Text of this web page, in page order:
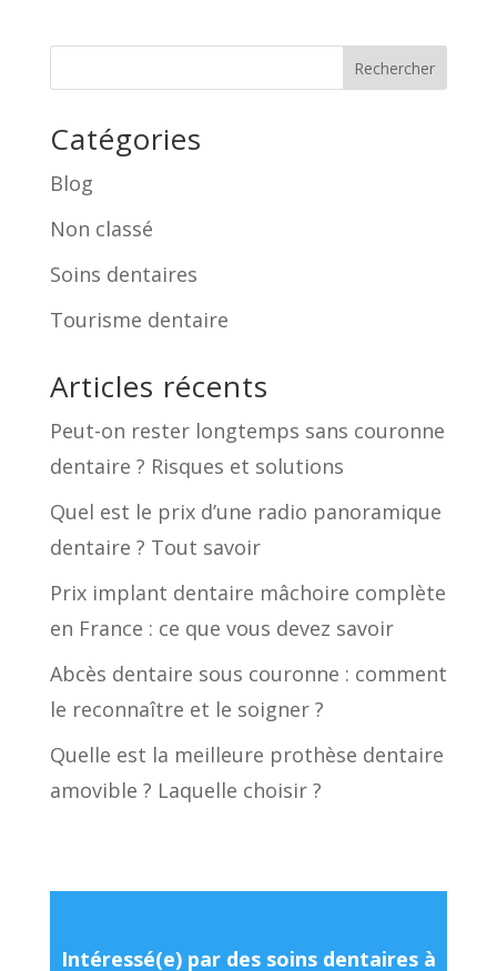
Rechercher
Catégories
Blog
Non classé
Soins dentaires
Tourisme dentaire
Articles récents
Peut-on rester longtemps sans couronne
dentaire ? Risques et solutions
Quel est le prix d’une radio panoramique
dentaire ? Tout savoir
Prix implant dentaire mâchoire complète
en France : ce que vous devez savoir
Abcès dentaire sous couronne : comment
le reconnaître et le soigner ?
Quelle est la meilleure prothèse dentaire
amovible ? Laquelle choisir ?
Intéressé(e) par des soins dentaires à